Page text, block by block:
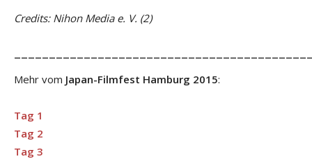
Credits: Nihon Media e. V. (2)
Mehr vom Japan-Filmfest Hamburg 2015:
Tag 1
Tag 2
Tag 3